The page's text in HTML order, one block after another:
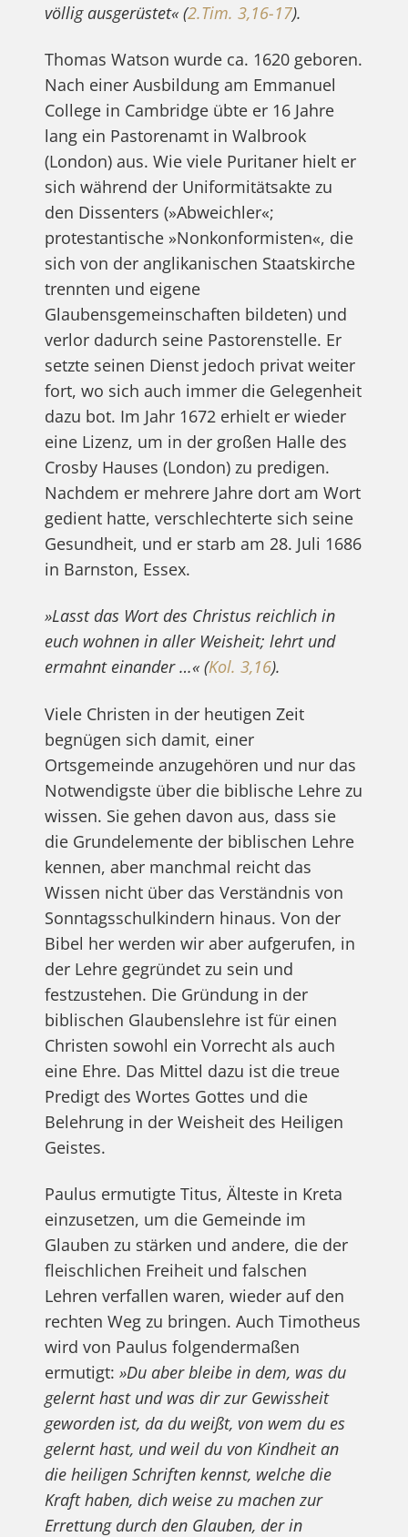
völlig ausgerüstet« (2.Tim. 3,16-17).
Thomas Watson wurde ca. 1620 geboren.
Nach einer Ausbildung am Emmanuel
College in Cambridge übte er 16 Jahre
lang ein Pastorenamt in Walbrook
(London) aus. Wie viele Puritaner hielt er
sich während der Uniformitätsakte zu
den Dissenters (»Abweichler«;
protestantische »Nonkonformisten«, die
sich von der anglikanischen Staatskirche
trennten und eigene
Glaubensgemeinschaften bildeten) und
verlor dadurch seine Pastorenstelle. Er
setzte seinen Dienst jedoch privat weiter
fort, wo sich auch immer die Gelegenheit
dazu bot. Im Jahr 1672 erhielt er wieder
eine Lizenz, um in der großen Halle des
Crosby Hauses (London) zu predigen.
Nachdem er mehrere Jahre dort am Wort
gedient hatte, verschlechterte sich seine
Gesundheit, und er starb am 28. Juli 1686
in Barnston, Essex.
»Lasst das Wort des Christus reichlich in
euch wohnen in aller Weisheit; lehrt und
ermahnt einander …« (Kol. 3,16).
Viele Christen in der heutigen Zeit
begnügen sich damit, einer
Ortsgemeinde anzugehören und nur das
Notwendigste über die biblische Lehre zu
wissen. Sie gehen davon aus, dass sie
die Grundelemente der biblischen Lehre
kennen, aber manchmal reicht das
Wissen nicht über das Verständnis von
Sonntagsschulkindern hinaus. Von der
Bibel her werden wir aber aufgerufen, in
der Lehre gegründet zu sein und
festzustehen. Die Gründung in der
biblischen Glaubenslehre ist für einen
Christen sowohl ein Vorrecht als auch
eine Ehre. Das Mittel dazu ist die treue
Predigt des Wortes Gottes und die
Belehrung in der Weisheit des Heiligen
Geistes.
Paulus ermutigte Titus, Älteste in Kreta
einzusetzen, um die Gemeinde im
Glauben zu stärken und andere, die der
fleischlichen Freiheit und falschen
Lehren verfallen waren, wieder auf den
rechten Weg zu bringen. Auch Timotheus
wird von Paulus folgendermaßen
ermutigt: »Du aber bleibe in dem, was du
gelernt hast und was dir zur Gewissheit
geworden ist, da du weißt, von wem du es
gelernt hast, und weil du von Kindheit an
die heiligen Schriften kennst, welche die
Kraft haben, dich weise zu machen zur
Errettung durch den Glauben, der in